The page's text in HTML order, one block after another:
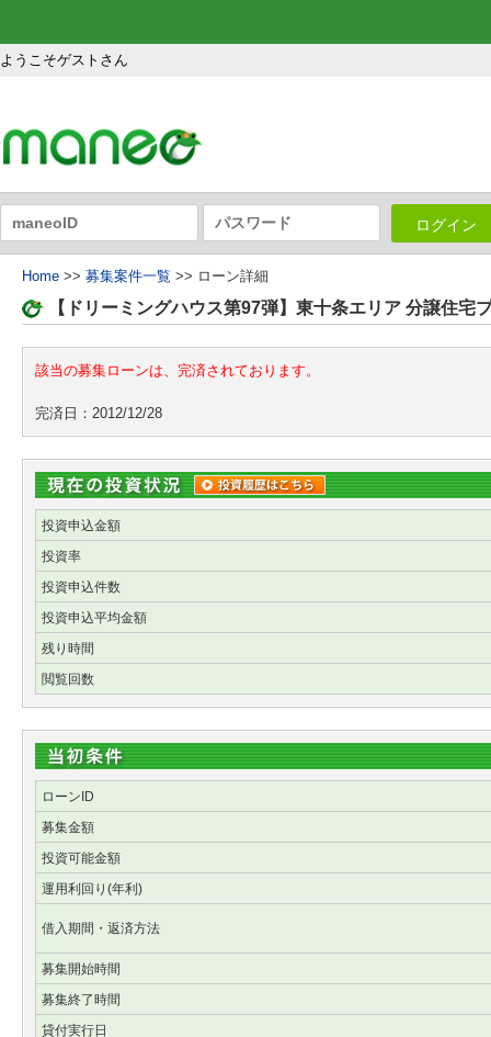
ようこそゲストさん
ログイン
Home >> 募集案件一覧 >> ローン詳細
【ドリーミングハウス第97弾】東十条エリア 分譲住宅
該当の募集ローンは、完済されております。
完済日：2012/12/28
投資申込金額
投資率
投資申込件数
投資申込平均金額
残り時間
閲覧回数
ローンID
募集金額
投資可能金額
運用利回り(年利)
借入期間・返済方法
募集開始時間
募集終了時間
貸付実行日